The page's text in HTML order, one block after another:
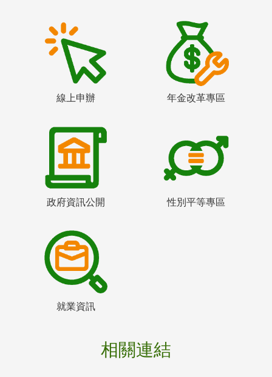
線上申辦 年金改革專區
政府資訊公開 性別平等專區
就業資訊
相關連結